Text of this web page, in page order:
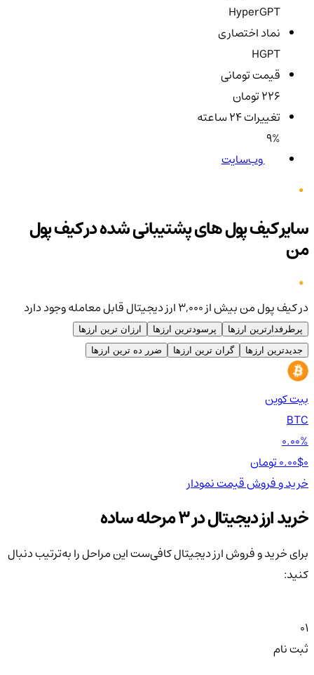
HyperGPT
نماد اختصاری
HGPT
قیمت تومانی
226 تومان
تغییرات ۲۴ ساعته
9%
وب‌سایت
سایر کیف پول های پشتیبانی شده در کیف پول
من
در کیف پول من بیش از ۳,۰۰۰ ارز دیجیتال قابل معامله وجود دارد
پرطرفدارترین ارزها پرسودترین ارزها
ارزان ترین ارزها
جدیدترین ارزها
گران ترین ارزها ضرر ده ترین ارزها
بیت کوین
BTC
0.00%
0.00$
خرید و فروشقیمتنمودار
خرید ارز دیجیتال در 3 مرحله ساده
برای خرید و فروش ارز دیجیتال کافی‌ست این مراحل را به‌ترتیب دنبال
کنید:
01
ثبت نام